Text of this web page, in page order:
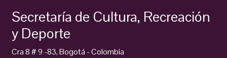
Secretaría de Cultura, Recreación
y Deporte
Cra 8 # 9 -83, Bogotá - Colombia